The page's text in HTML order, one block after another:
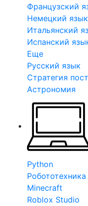
Французский
Немецкий язык
Итальянский
Испанский
Еще
Русский язык
Стратегия
Астрономия
Python
Робототехника
Minecraft
Roblox Studio